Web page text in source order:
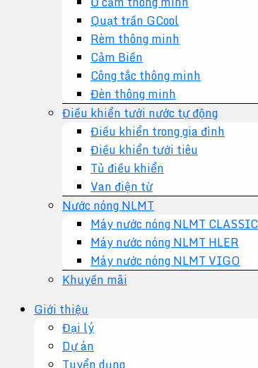
Quạt trần GCool
Rèm thông minh
Cảm Biến
Công tắc thông minh
Đèn thông minh
Điều khiển tưới nước tự động
Điều khiển trong gia đình
Điều khiển tưới tiêu
Tủ điều khiển
Van điện từ
Nước nóng NLMT
Máy nước nóng NLMT CLASSIC
Máy nước nóng NLMT HLER
Máy nước nóng NLMT VIGO
Khuyến mãi
Giới thiệu
Đại lý
Dự án